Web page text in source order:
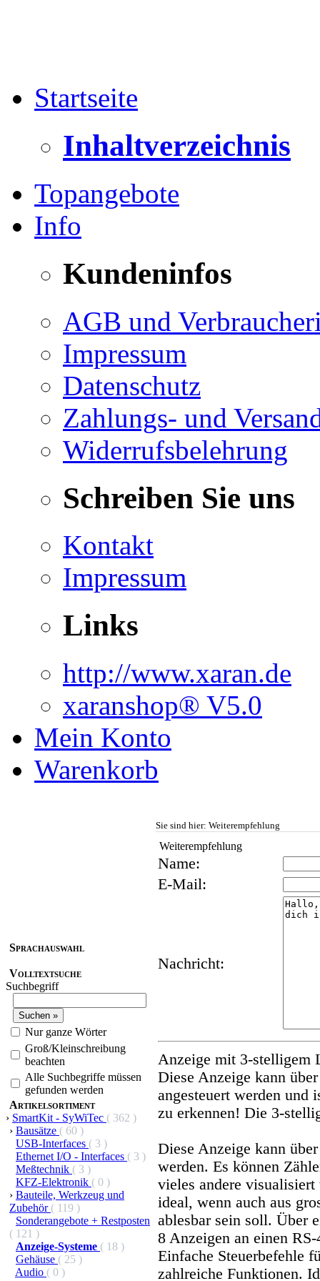
Startseite
Inhaltverzeichnis
Topangebote
Info
Kundeninfos
AGB und
Impressum
Datenschutz
Zahlungs- und
Widerrufsbelehrung
Schreiben Sie uns
Kontakt
Impressum
Links
http://www.xaran.de
xaranshop® V5.0
Mein Konto
Warenkorb
Sprachauswahl
Volltextsuche
Suchbegriff
Nur ganze Wörter
Groß/Kleinschreibung
beachten
Alle Suchbegriffe müssen
gefunden werden
Artikelsortiment
› SmartKit - SyWiTec ( 362 )
› Bausätze ( 60 )
USB-Interfaces ( 3 )
Ethernet I/O - Interfaces ( 3 )
Meßtechnik ( 3 )
KFZ-Elektronik ( 0 )
› Bauteile, Werkzeug und
Zubehör ( 119 )
Sonderangebote + Restposten
( 121 )
Anzeige-Systeme ( 18 )
Gehäuse ( 25 )
Audio ( 0 )
Sie sind hier: Weiterempfehlung
Weiterempfehlung
Name:
E-Mail:
Nachricht:
Anzeige mit 3-stelligem
Diese Anzeige kann
angesteuert werden und
zu erkennen! Die 3-
Diese Anzeige kann
werden. Es können
vieles andere
ideal, wenn auch aus
ablesbar sein soll. Über
8 Anzeigen an einen
Einfache Steuerbefehle
zahlreiche Funktionen.